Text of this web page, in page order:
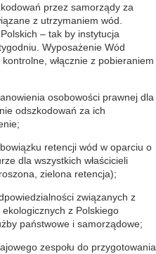
przez samorządy za
z utrzymaniem wód.
– tak by instytucja
Wyposażenie Wód
włącznie z pobieraniem
osobowości prawnej dla
odszkodowań za ich
retencji wód w oparciu o
dla wszystkich właścicieli
zielona retencja);
związanych z
z Polskiego
państwowe i samorządowe;
zespołu do przygotowania